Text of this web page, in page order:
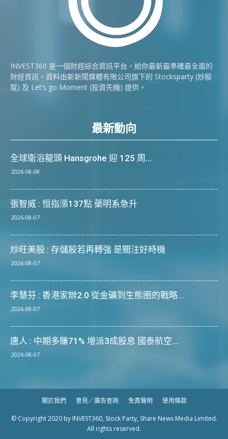
INVEST360 是一個財經綜合資訊平台，給你最新最準確最全面的
財經資訊。資料由新新聞媒體有限公司旗下的 Stocksparty (炒股
幫) 及 Let’s go Moment (投資先機) 提供。
最新動向
全球衛浴龍頭 Hansgrohe 迎 125 周...
2026-08-08
張智威 : 恒指漲137點 藥明系急升
2026-08-07
炒旺美股 : 存儲股若再轉強 是關注好時機
2026-08-07
李慧芬 : 香港家辦2.0 從金礦到生態圈的戰略...
2026-08-07
唐人 : 中期多賺71% 增派3成股息 國泰航空...
2026-08-07
關於我們 意見／廣告查詢 免責聲明 使用條款
© Copyright 2020 by INVEST360, Stock Party, Share News Media Limited.
All rights reserved.